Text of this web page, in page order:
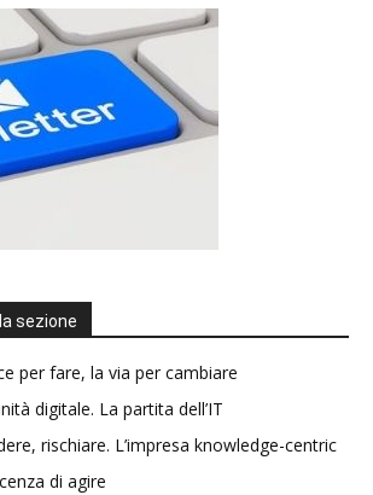
sezione
per fare, la via per cambiare
digitale. La partita dell’IT
rischiare. L’impresa knowledge-centric
di agire